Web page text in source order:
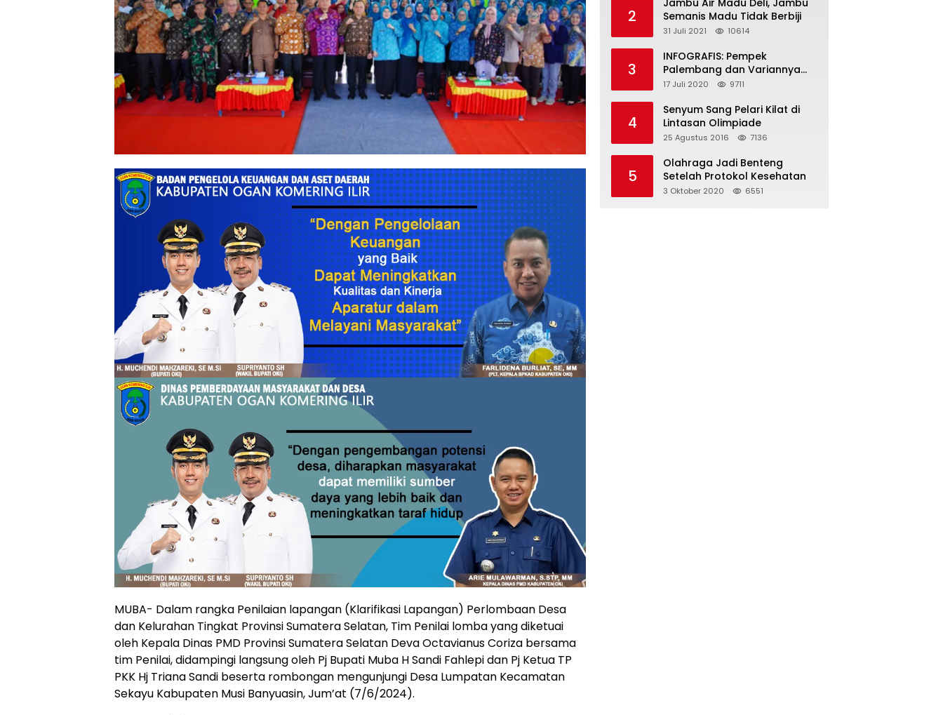
MUBA- Dalam rangka Penilaian lapangan (Klarifikasi Lapangan) Perlombaan Desa
dan Kelurahan Tingkat Provinsi Sumatera Selatan, Tim Penilai lomba yang diketuai
oleh Kepala Dinas PMD Provinsi Sumatera Selatan Deva Octavianus Coriza bersama
tim Penilai, didampingi langsung oleh Pj Bupati Muba H Sandi Fahlepi dan Pj Ketua TP
PKK Hj Triana Sandi beserta rombongan mengunjungi Desa Lumpatan Kecamatan
Sekayu Kabupaten Musi Banyuasin, Jum’at (7/6/2024).
2
Jambu Air Madu Deli, Jambu
Semanis Madu Tidak Berbiji
31 Juli 2021 10614
3
INFOGRAFIS: Pempek
Palembang dan Variannya
yang Melegenda
17 Juli 2020 9711
4
Senyum Sang Pelari Kilat di
Lintasan Olimpiade
25 Agustus 2016 7136
5
Olahraga Jadi Benteng
Setelah Protokol Kesehatan
3 Oktober 2020 6551